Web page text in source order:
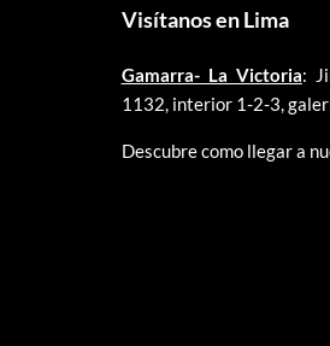
Visítanos en Lima
Gamarra- La Victoria:
1132, interior 1-2-3,
Descubre como llegar a